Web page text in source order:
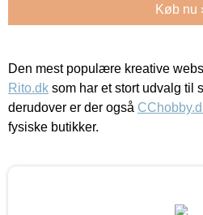
Køb nu
Den mest populære kreative
Rito.dk som har et stort udvalg til
derudover er der også
fysiske butikker.